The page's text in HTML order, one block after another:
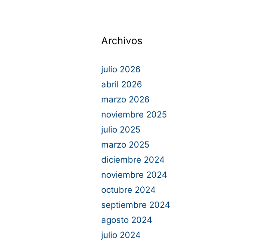
Archivos
julio 2026
abril 2026
marzo 2026
noviembre 2025
julio 2025
marzo 2025
diciembre 2024
noviembre 2024
octubre 2024
septiembre 2024
agosto 2024
julio 2024